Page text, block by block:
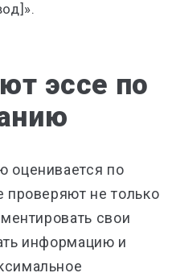
эссе по
оценивается по
проверяют не только
свои
информацию и